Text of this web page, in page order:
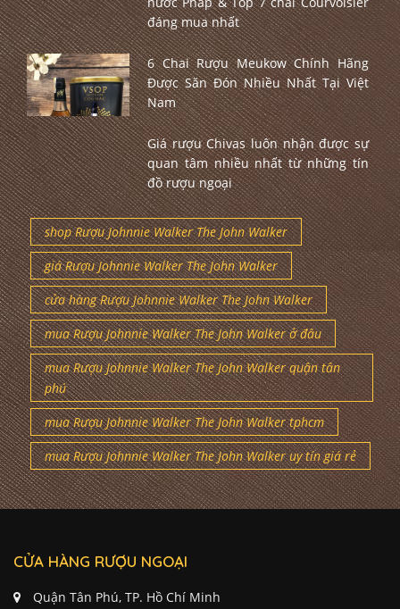
đáng mua nhất
6 Chai Rượu Meukow Chính Hãng
Được Săn Đón Nhiều Nhất Tại Việt
Nam
Giá rượu Chivas luôn nhận được sự
quan tâm nhiều nhất từ những tín
đồ rượu ngoại
shop Rượu Johnnie Walker The John Walker
giá Rượu Johnnie Walker The John Walker
cửa hàng Rượu Johnnie Walker The John Walker
mua Rượu Johnnie Walker The John Walker ở đâu
mua Rượu Johnnie Walker The John Walker quận tân
phú
mua Rượu Johnnie Walker The John Walker tphcm
mua Rượu Johnnie Walker The John Walker uy tín giá rẻ
CỬA HÀNG RƯỢU NGOẠI
Quận Tân Phú, TP. Hồ Chí Minh